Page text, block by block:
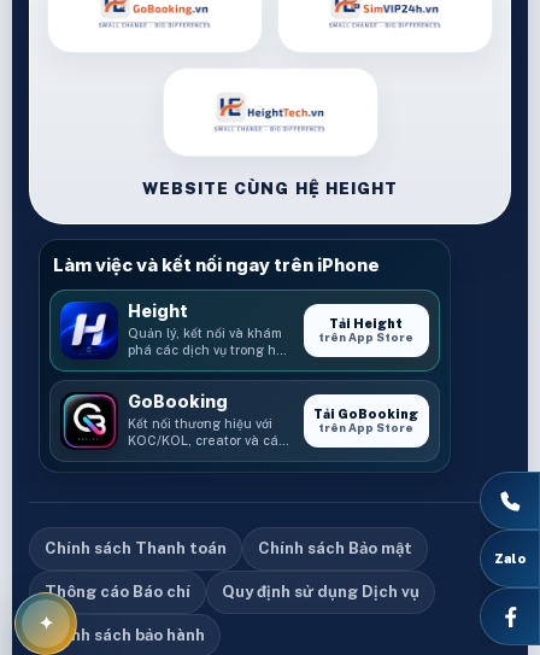
WEBSITE CÙNG HỆ HEIGHT
Làm việc và kết nối ngay trên iPhone
Height
Quản lý, kết nối và khám
phá các dịch vụ trong hệ
Tải Height
trên App Store
GoBooking
Kết nối thương hiệu với
KOC/KOL, creator và các
Tải GoBooking
trên App Store
Chính sách Thanh toán Chính sách Bảo mật
Thông cáo Báo chí Quy định sử dụng Dịch vụ
Chính sách bảo hành